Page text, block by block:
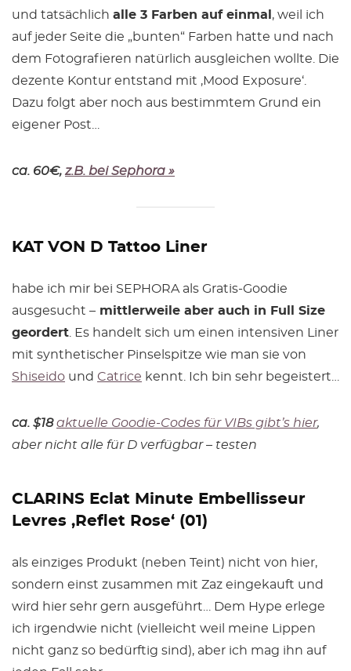
und tatsächlich alle 3 Farben auf einmal , weil ich
auf jeder Seite die „bunten“ Farben hatte und nach
dem Fotografieren natürlich ausgleichen wollte. Die
dezente Kontur entstand mit ‚Mood Exposure‘.
Dazu folgt aber noch aus bestimmtem Grund ein
eigener Post…
ca. 60€, z.B. bei Sephora »
KAT VON D Tattoo Liner
habe ich mir bei SEPHORA als Gratis-Goodie
ausgesucht – mittlerweile aber auch in Full Size
geordert. Es handelt sich um einen intensiven Liner
mit synthetischer Pinselspitze wie man sie von
Shiseido und Catrice kennt. Ich bin sehr begeistert…
ca. $18aktuelle Goodie-Codes für VIBs gibt’s hier,
aber nicht alle für D verfügbar – testen
CLARINS Eclat Minute Embellisseur
Levres ‚Reflet Rose‘ (01)
als einziges Produkt (neben Teint) nicht von hier,
sondern einst zusammen mit Zaz eingekauft und
wird hier sehr gern ausgeführt… Dem Hype erlege
ich irgendwie nicht (vielleicht weil meine Lippen
nicht ganz so bedürftig sind), aber ich mag ihn auf